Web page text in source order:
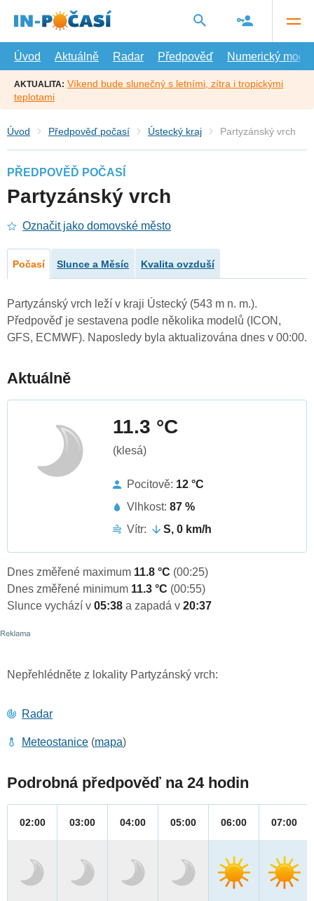
hlavní
Úvod
Aktuálně Radar Předpověď Numerický model
AKTUALITA: Víkend bude slunečný s letními, zítra i tropickými
teplotami
Úvod Předpověď počasí Ústecký kraj Partyzánský vrch
PŘEDPOVĚĎ POČASÍ
Partyzánský vrch
Označit jako domovské město
Počasí Slunce a Měsíc Kvalita ovzduší
Partyzánský vrch leží v kraji Ústecký (543 m n. m.).
Předpověď je sestavena podle několika modelů (ICON,
GFS, ECMWF). Naposledy byla aktualizována dnes v 00:00.
Aktuálně
11.3 °C
(klesá)
Pocitově: 12 °C
Vlhkost: 87 %
Vítr:
S, 0 km/h
Dnes změřené maximum 11.8 °C (00:25)
Dnes změřené minimum 11.3 °C (00:55)
Slunce vychází v 05:38 a zapadá v 20:37
Nepřehlédněte z lokality Partyzánský vrch:
Radar
Meteostanice (mapa)
Podrobná předpověď na 24 hodin
02:00 03:00 04:00 05:00 06:00 07:00